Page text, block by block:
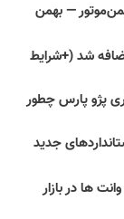
— بهمن
شد (+شرایط
پژو پارس چطور
جدید
25 تا از برترین وانت ها در بازار